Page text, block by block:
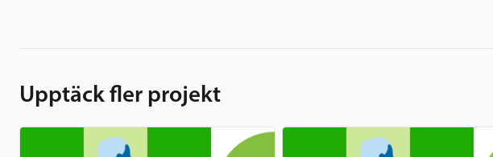
Upptäck fler projekt